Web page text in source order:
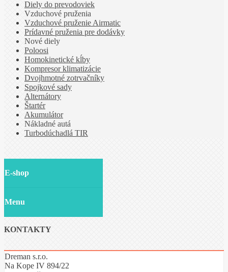
Diely do prevodoviek
Vzduchové pruženia
Vzduchové pruženie Airmatic
Prídavné pruženia pre dodávky
Nové diely
Poloosi
Homokinetické kĺby
Kompresor klimatizácie
Dvojhmotné zotrvačníky
Spojkové sady
Alternátory
Štartér
Akumulátor
Nákladné autá
Turbodúchadlá TIR
E-shop
Menu
KONTAKTY
Dreman s.r.o.
Na Kope IV 894/22